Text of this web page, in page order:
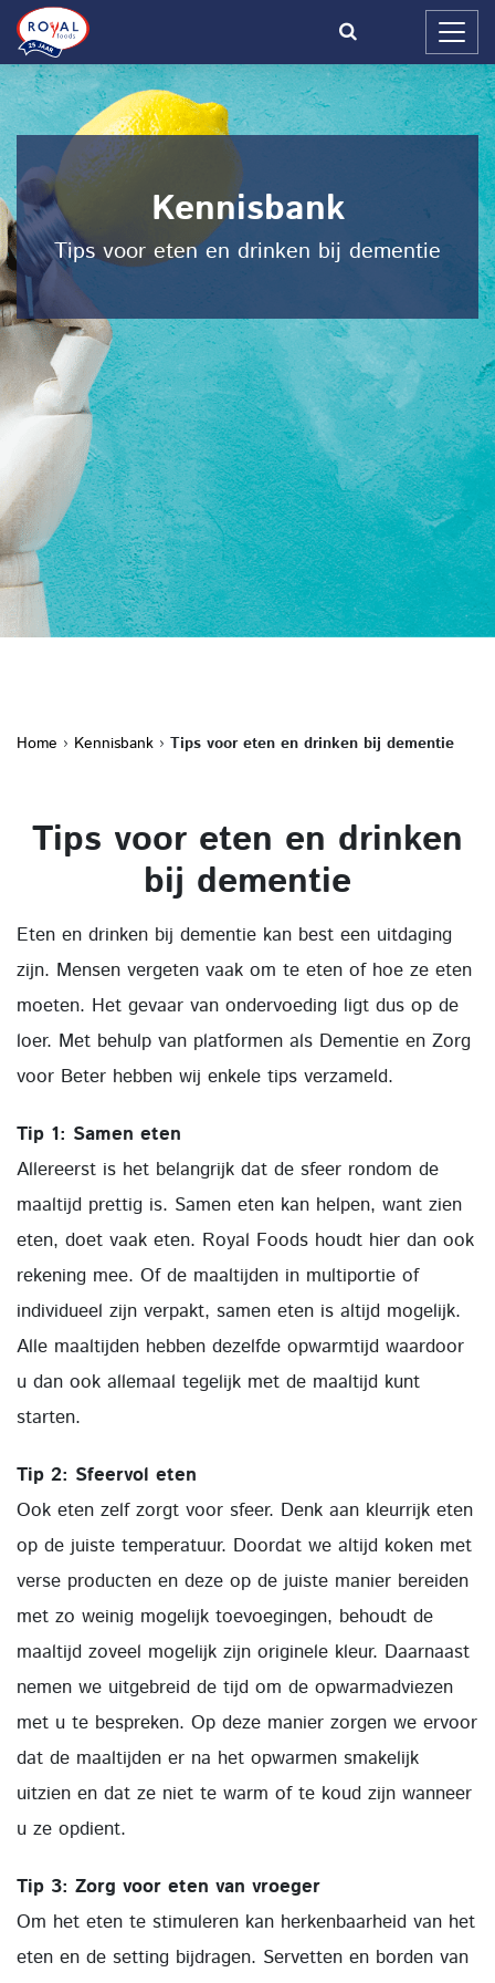
Kennisbank
Tips voor eten en drinken bij dementie
Home › Kennisbank › Tips voor eten en drinken bij dementie
Tips voor eten en drinken
bij dementie
Eten en drinken bij dementie kan best een uitdaging
zijn. Mensen vergeten vaak om te eten of hoe ze eten
moeten. Het gevaar van ondervoeding ligt dus op de
loer. Met behulp van platformen als Dementie en Zorg
voor Beter hebben wij enkele tips verzameld.
Tip 1: Samen eten
Allereerst is het belangrijk dat de sfeer rondom de
maaltijd prettig is. Samen eten kan helpen, want zien
eten, doet vaak eten. Royal Foods houdt hier dan ook
rekening mee. Of de maaltijden in multiportie of
individueel zijn verpakt, samen eten is altijd mogelijk.
Alle maaltijden hebben dezelfde opwarmtijd waardoor
u dan ook allemaal tegelijk met de maaltijd kunt
starten.
Tip 2: Sfeervol eten
Ook eten zelf zorgt voor sfeer. Denk aan kleurrijk eten
op de juiste temperatuur. Doordat we altijd koken met
verse producten en deze op de juiste manier bereiden
met zo weinig mogelijk toevoegingen, behoudt de
maaltijd zoveel mogelijk zijn originele kleur. Daarnaast
nemen we uitgebreid de tijd om de opwarmadviezen
met u te bespreken. Op deze manier zorgen we ervoor
dat de maaltijden er na het opwarmen smakelijk
uitzien en dat ze niet te warm of te koud zijn wanneer
u ze opdient.
Tip 3: Zorg voor eten van vroeger
Om het eten te stimuleren kan herkenbaarheid van het
eten en de setting bijdragen. Servetten en borden van